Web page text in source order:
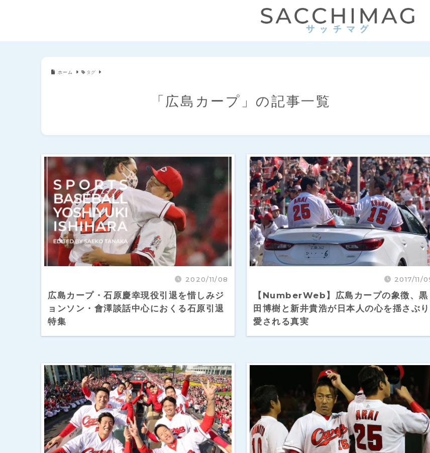
ホーム タグ
「広島カープ」の記事一覧
2020/11/08
広島カープ・石原慶幸現役引退を惜しみジ
ョンソン・會澤談話中心におくる石原引退
特集
2017/11/
【NumberWeb】広島カープの象徴、黒
田博樹と新井貴浩が日本人の心を揺さぶり
愛される真実